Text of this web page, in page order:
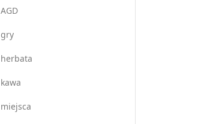
AGD
gry
herbata
kawa
miejsca